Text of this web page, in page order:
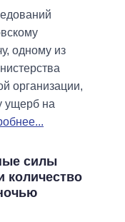
одному из
организации,
ущерб на
силы
количество